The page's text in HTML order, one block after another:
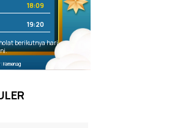
18:09
19:20
berikutnya hari
Kemenag